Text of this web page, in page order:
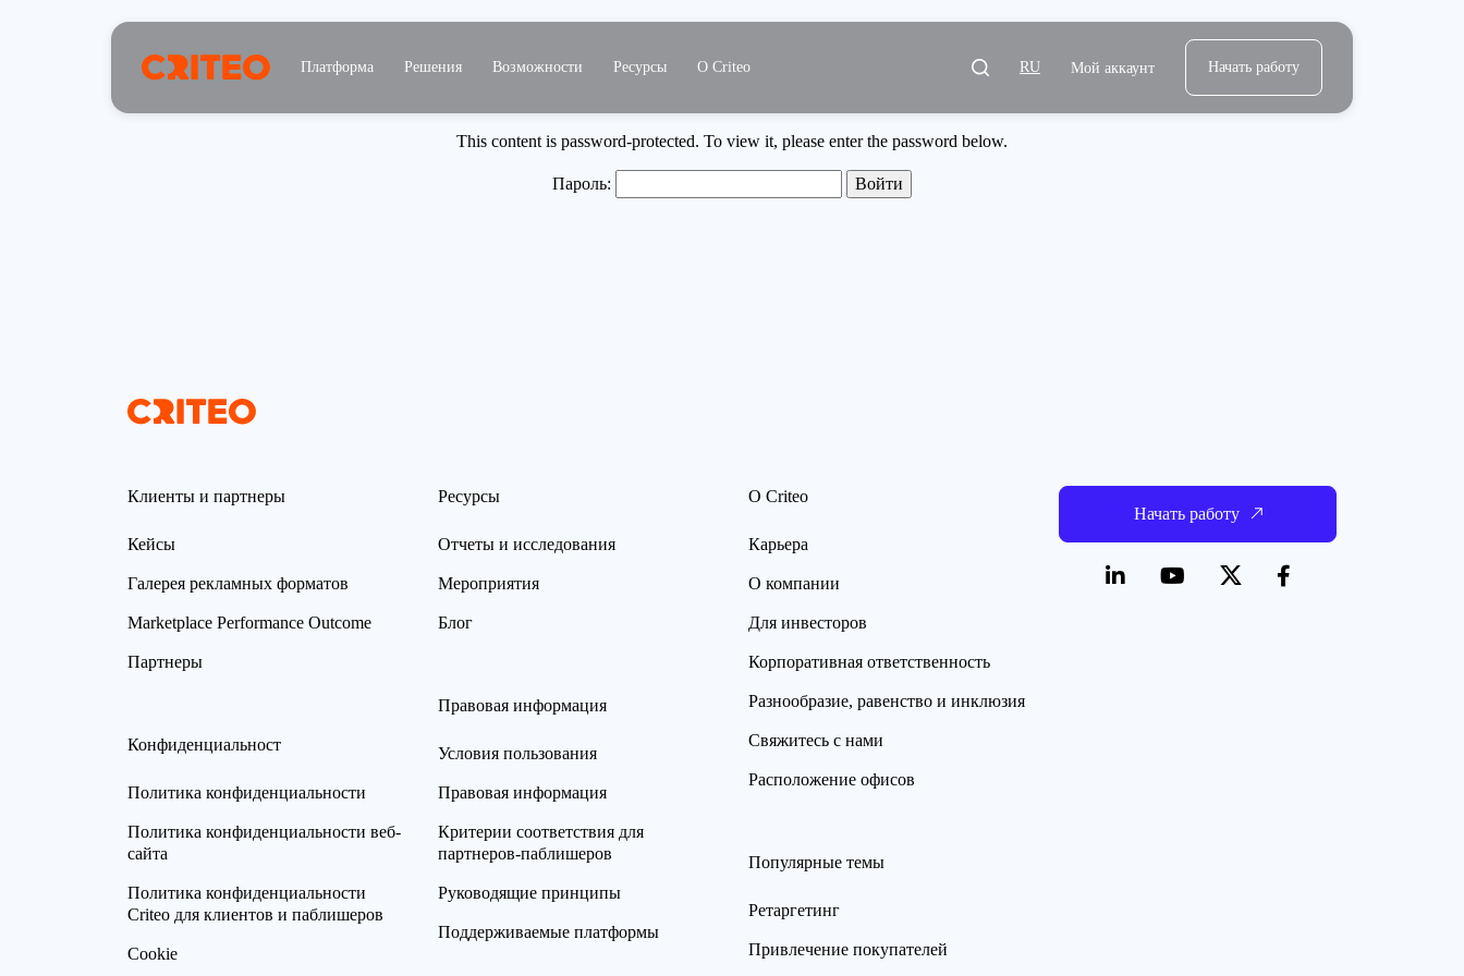
Платформа Решения Возможности Ресурсы О Criteo RU Мой аккаунт Начать работу
This content is password-protected. To view it, please enter the password below.
Пароль:
Клиенты и партнеры
Кейсы
Галерея рекламных форматов
Marketplace Performance Outcome
Партнеры
Конфиденциальност
Политика конфиденциальности
Политика конфиденциальности веб-
сайта
Политика конфиденциальности
Criteo для клиентов и паблишеров
Cookie
Ресурсы
Отчеты и исследования
Мероприятия
Блог
Правовая информация
Условия пользования
Правовая информация
Критерии соответствия для
партнеров-паблишеров
Руководящие принципы
Поддерживаемые платформы
О Criteo
Карьера
О компании
Для инвесторов
Корпоративная ответственность
Разнообразие, равенство и инклюзия
Свяжитесь с нами
Расположение офисов
Популярные темы
Ретаргетинг
Привлечение покупателей
Начать работу